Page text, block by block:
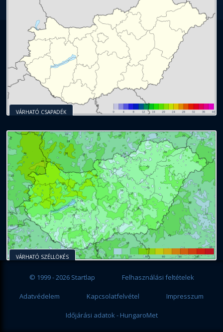
VÁRHATÓ CSAPADÉK
VÁRHATÓ SZÉLLÖKÉS
© 1999 - 2026 Startlap Felhasználási feltételek
Adatvédelem Kapcsolatfelvétel Impresszum
Időjárási adatok - HungaroMet